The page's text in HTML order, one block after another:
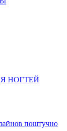
НОГТЕЙ
поштучно